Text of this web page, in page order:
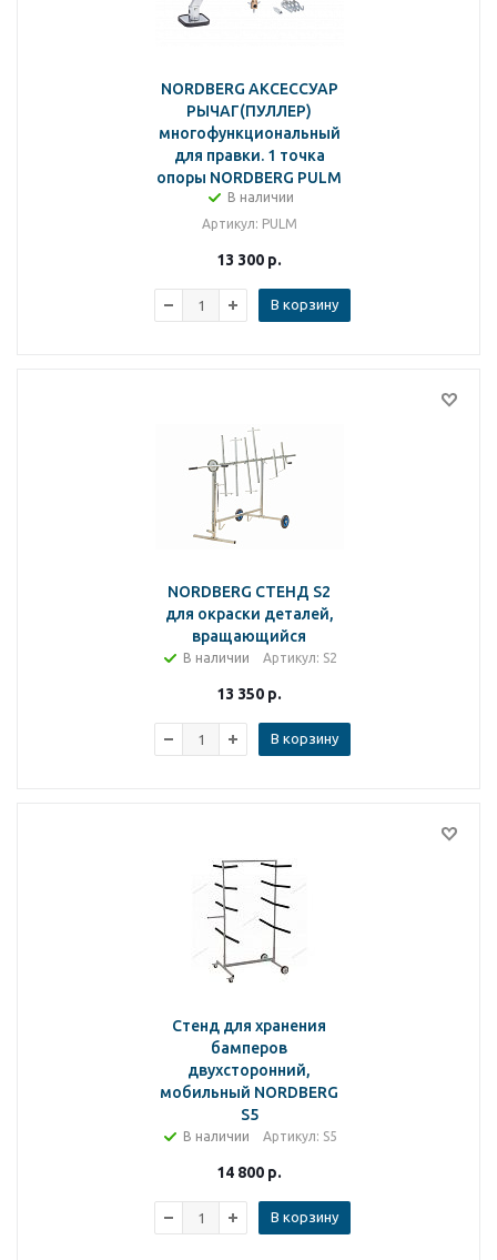
NORDBERG АКСЕССУАР
РЫЧАГ(ПУЛЛЕР)
многофункциональный
для правки. 1 точка
опоры NORDBERG PULM
В наличии
Артикул: PULM
13 300 р.
В корзину
NORDBERG СТЕНД S2
для окраски деталей,
вращающийся
В наличии Артикул: S2
13 350 р.
В корзину
Стенд для хранения
бамперов
двухсторонний,
мобильный NORDBERG
S5
В наличии Артикул: S5
14 800 р.
В корзину